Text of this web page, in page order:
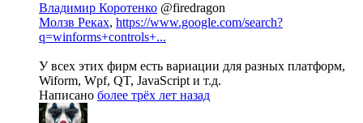
Владимир Коротенко @firedragon
Молзв Реках, https://www.google.com/search?
q=winforms+controls+...
У всех этих фирм есть вариации для разных платформ,
Wiform, Wpf, QT, JavaScript и т.д.
Написано более трёх лет назад